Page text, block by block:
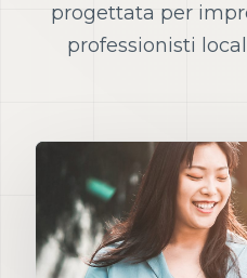
progettata per
professionisti